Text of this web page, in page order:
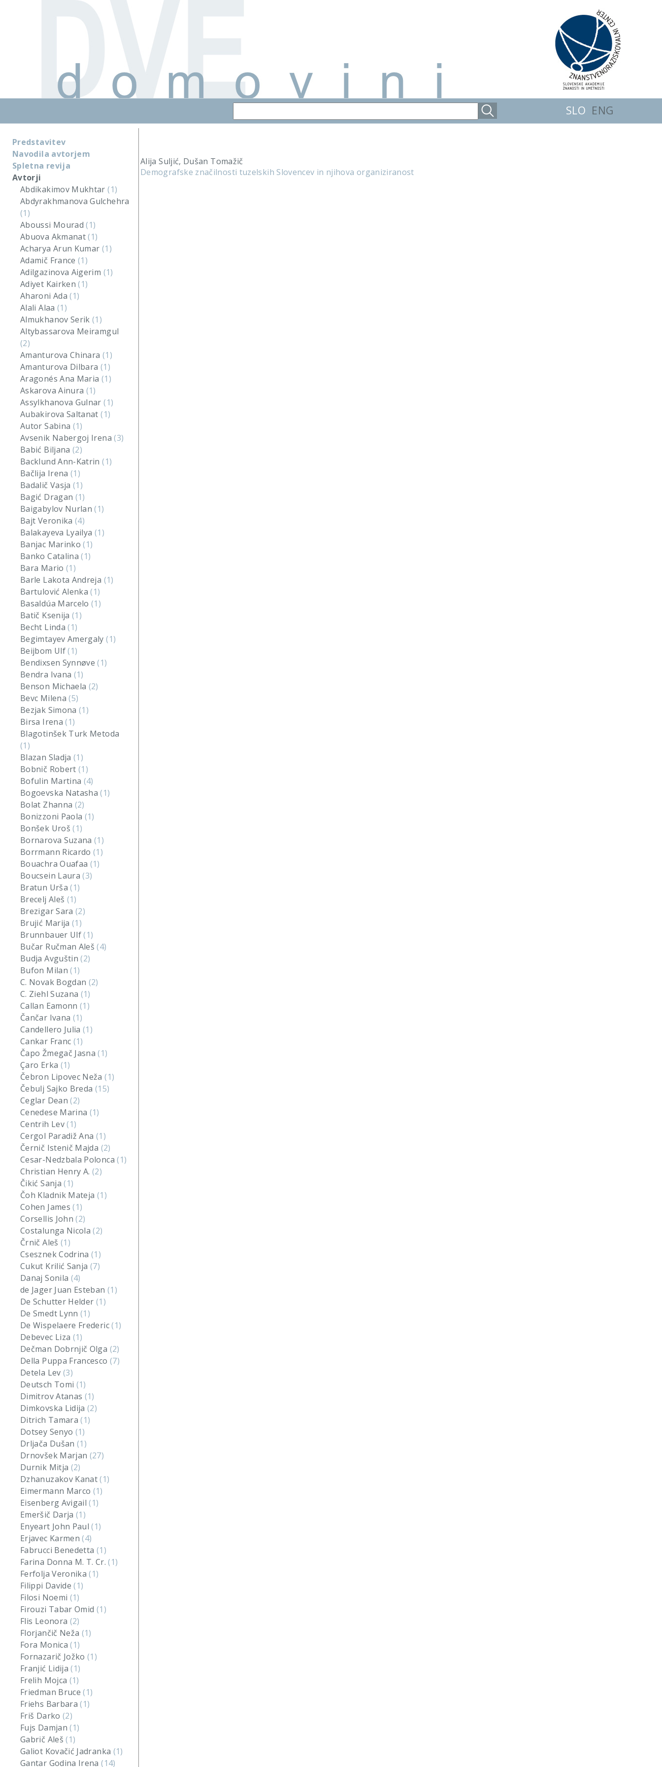
SLO ENG
Predstavitev
Navodila avtorjem
Spletna revija
Avtorji
Abdikakimov Mukhtar(1)
Abdyrakhmanova Gulchehra
(1)
Aboussi Mourad(1)
Abuova Akmanat(1)
Acharya Arun Kumar (1)
Adamič France(1)
Adilgazinova Aigerim (1)
Adiyet Kairken(1)
Aharoni Ada(1)
Alali Alaa (1)
Almukhanov Serik(1)
Altybassarova Meiramgul
(2)
Amanturova Chinara (1)
Amanturova Dilbara (1)
Aragonés Ana Maria (1)
Askarova Ainura (1)
Assylkhanova Gulnar(1)
Aubakirova Saltanat(1)
Autor Sabina (1)
Avsenik Nabergoj Irena(3)
Babić Biljana(2)
Backlund Ann-Katrin(1)
Bačlija Irena(1)
Badalič Vasja(1)
Bagić Dragan (1)
Baigabylov Nurlan(1)
Bajt Veronika(4)
Balakayeva Lyailya (1)
Banjac Marinko(1)
Banko Catalina(1)
Bara Mario (1)
Barle Lakota Andreja (1)
Bartulović Alenka(1)
Basaldúa Marcelo(1)
Batič Ksenija(1)
Becht Linda(1)
Begimtayev Amergaly(1)
Beijbom Ulf(1)
Bendixsen Synnøve(1)
Bendra Ivana (1)
Benson Michaela (2)
Bevc Milena(5)
Bezjak Simona(1)
Birsa Irena(1)
Blagotinšek Turk Metoda
(1)
Blazan Sladja(1)
Bobnič Robert(1)
Bofulin Martina (4)
Bogoevska Natasha(1)
Bolat Zhanna (2)
Bonizzoni Paola (1)
Bonšek Uroš(1)
Bornarova Suzana(1)
Borrmann Ricardo(1)
Bouachra Ouafaa (1)
Boucsein Laura(3)
Bratun Urša(1)
Brecelj Aleš (1)
Brezigar Sara(2)
Brujić Marija(1)
Brunnbauer Ulf(1)
Bučar Ručman Aleš(4)
Budja Avguštin(2)
Bufon Milan(1)
C. Novak Bogdan (2)
C. Ziehl Suzana (1)
Callan Eamonn(1)
Čančar Ivana (1)
Candellero Julia(1)
Cankar Franc (1)
Čapo Žmegač Jasna(1)
Çaro Erka (1)
Čebron Lipovec Neža(1)
Čebulj Sajko Breda (15)
Ceglar Dean(2)
Cenedese Marina (1)
Centrih Lev(1)
Cergol Paradiž Ana (1)
Černič Istenič Majda (2)
Cesar-Nedzbala Polonca(1)
Christian Henry A. (2)
Čikić Sanja(1)
Čoh Kladnik Mateja (1)
Cohen James(1)
Corsellis John(2)
Costalunga Nicola(2)
Črnič Aleš (1)
Csesznek Codrina(1)
Cukut Krilić Sanja (7)
Danaj Sonila (4)
de Jager Juan Esteban (1)
De Schutter Helder (1)
De Smedt Lynn(1)
De Wispelaere Frederic(1)
Debevec Liza (1)
Dečman Dobrnjič Olga (2)
Della Puppa Francesco (7)
Detela Lev (3)
Deutsch Tomi (1)
Dimitrov Atanas (1)
Dimkovska Lidija(2)
Ditrich Tamara(1)
Dotsey Senyo (1)
Drljača Dušan(1)
Drnovšek Marjan (27)
Durnik Mitja (2)
Dzhanuzakov Kanat(1)
Eimermann Marco (1)
Eisenberg Avigail(1)
Emeršič Darja(1)
Enyeart John Paul(1)
Erjavec Karmen(4)
Fabrucci Benedetta (1)
Farina Donna M. T. Cr.(1)
Ferfolja Veronika(1)
Filippi Davide(1)
Filosi Noemi (1)
Firouzi Tabar Omid (1)
Flis Leonora (2)
Florjančič Neža (1)
Fora Monica(1)
Fornazarič Jožko(1)
Franjić Lidija(1)
Frelih Mojca (1)
Friedman Bruce(1)
Friehs Barbara(1)
Friš Darko (2)
Fujs Damjan(1)
Gabrič Aleš(1)
Galiot Kovačić Jadranka (1)
Gantar Godina Irena(14)
Alija Suljić, Dušan Tomažič
Demografske značilnosti tuzelskih Slovencev in njihova organiziranost